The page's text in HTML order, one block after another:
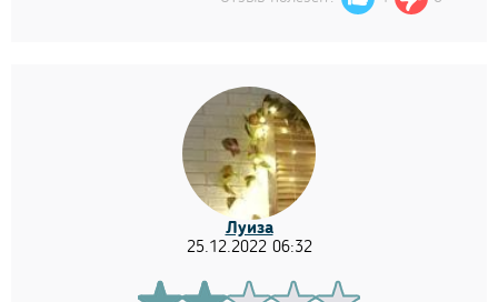
Луиза
25.12.2022 06:32